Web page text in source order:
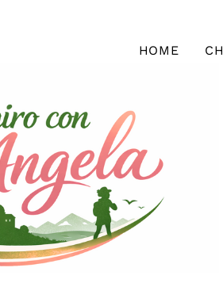
HOME